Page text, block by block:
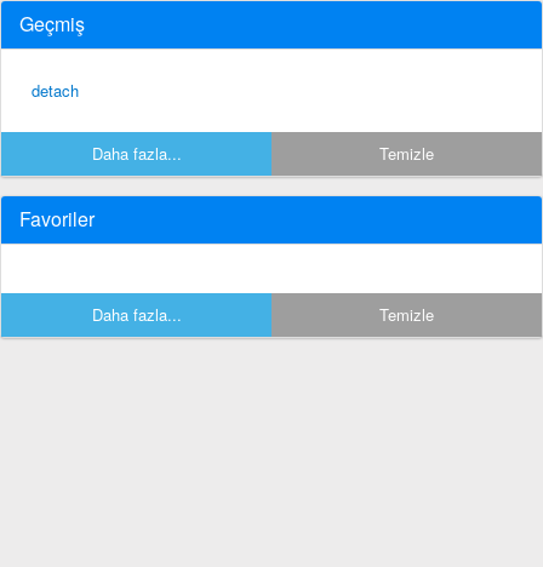
Geçmiş
detach
Daha fazla... Temizle
Favoriler
Daha fazla... Temizle